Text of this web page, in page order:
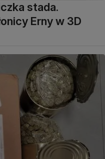
stada.
Erny w 3D